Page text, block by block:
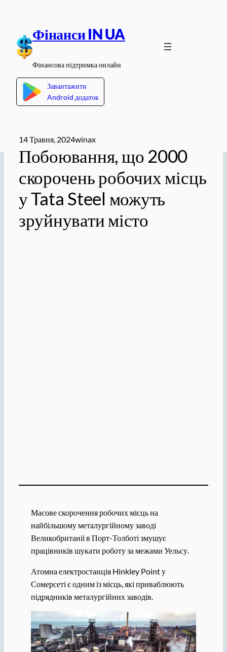
вмісту
Фінанси IN UA
Фінансова підтримка онлайн
Завантажити
Android додаток
14 Травня, 2024winax
Побоювання, що 2000
скорочень робочих місць
у Tata Steel можуть
зруйнувати місто
Масове скорочення робочих місць на
найбільшому металургійному заводі
Великобританії в Порт-Толботі змушує
працівників шукати роботу за межами Уельсу.
Атомна електростанція Hinkley Point у
Сомерсеті є одним із місць, які приваблюють
підрядників металургійних заводів.